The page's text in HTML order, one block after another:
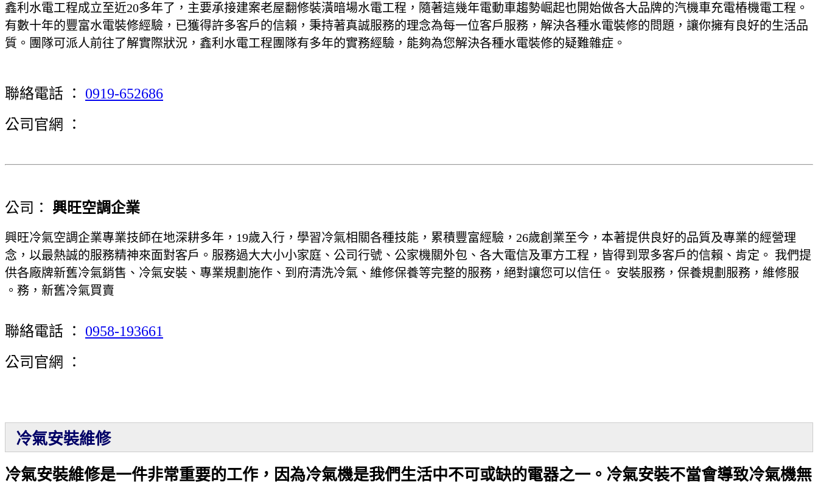
鑫利水電工程成立至近20多年了，主要承接建案老屋翻修裝潢暗場水電工程，隨著這幾年電動車趨勢崛起也開始做各大品牌的汽機車充電樁機電工程。
有數十年的豐富水電裝修經驗，已獲得許多客戶的信賴，秉持著真誠服務的理念為每一位客戶服務，解決各種水電裝修的問題，讓你擁有良好的生活品
質。團隊可派人前往了解實際狀況，鑫利水電工程團隊有多年的實務經驗，能夠為您解決各種水電裝修的疑難雜症。
聯絡電話 ： 0919-652686
公司官網 ：
公司： 興旺空調企業
興旺冷氣空調企業專業技師在地深耕多年，19歲入行，學習冷氣相關各種技能，累積豐富經驗，26歲創業至今，本著提供良好的品質及專業的經營理
念，以最熱誠的服務精神來面對客戶。服務過大大小小家庭、公司行號、公家機關外包、各大電信及軍方工程，皆得到眾多客戶的信賴、肯定。 我們提
供各廠牌新舊冷氣銷售、冷氣安裝、專業規劃施作、到府清洗冷氣、維修保養等完整的服務，絕對讓您可以信任。 安裝服務，保養規劃服務，維修服
務，新舊冷氣買賣。
聯絡電話 ： 0958-193661
公司官網 ：
冷氣安裝維修
冷氣安裝維修是一件非常重要的工作，因為冷氣機是我們生活中不可或缺的電器之一。冷氣安裝不當會導致冷氣機無